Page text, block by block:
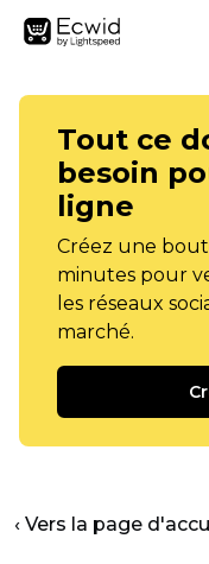
Tout ce
besoin
ligne
Créez une
minutes pour
les réseaux
marché.
‹ Vers la page